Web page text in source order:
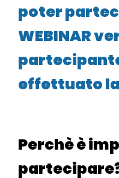
poter
WEBINAR
effettuato
Perchè è